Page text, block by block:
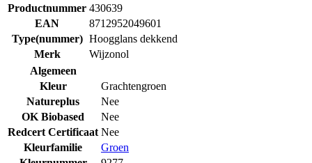
Productnummer 430639
EAN
8712952049601
Type(nummer) Hoogglans dekkend
Merk
Wijzonol
Algemeen
Kleur
Grachtengroen
Natureplus
Nee
OK Biobased
Nee
Redcert Certificaat Nee
Kleurfamilie
Groen